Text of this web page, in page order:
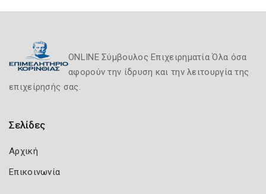
ONLINE Σύμβουλος Επιχειρηματία Όλα όσα
αφορούν την ίδρυση και την λειτουργία της
επιχείρησής σας.
Σελίδες
Αρχική
Επικοινωνία